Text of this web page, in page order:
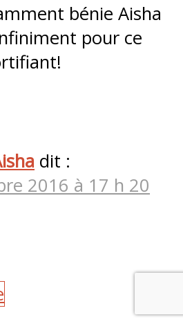
bénie Aisha
pour ce
dit :
2016 à 17 h 20